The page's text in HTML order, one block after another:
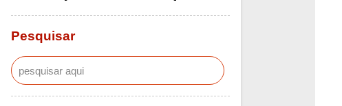
Pesquisar